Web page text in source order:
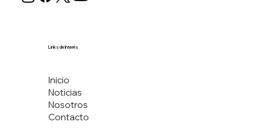
Inicio
Noticias
Nosotros
Contacto
Links de Interés